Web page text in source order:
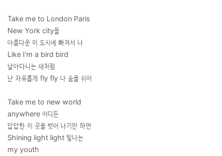
Take me to London Paris
New York city들
아름다운 이 도시에 빠져서 나
Like I'm a bird bird
날아다니는 새처럼
난 자유롭게 fly fly 나 숨을 쉬어
Take me to new world
anywhere 어디든
답답한 이 곳을 벗어 나기만 하면
Shining light light 빛나는
my youth